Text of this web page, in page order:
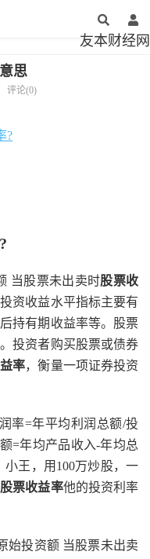
友本财经网
思
评论(0)
?
当股票未出卖时股票收
资收益水平指标主要有
持有期收益率等。股票
投资者购买股票或债券
率，衡量一项证券投资
率=年平均利润总额/投
=年均产品收入-年均总
王，用100万炒股，一
股票收益率他的投资利率
始投资额 当股票未出卖